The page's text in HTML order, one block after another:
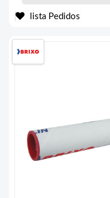
lista Pedidos